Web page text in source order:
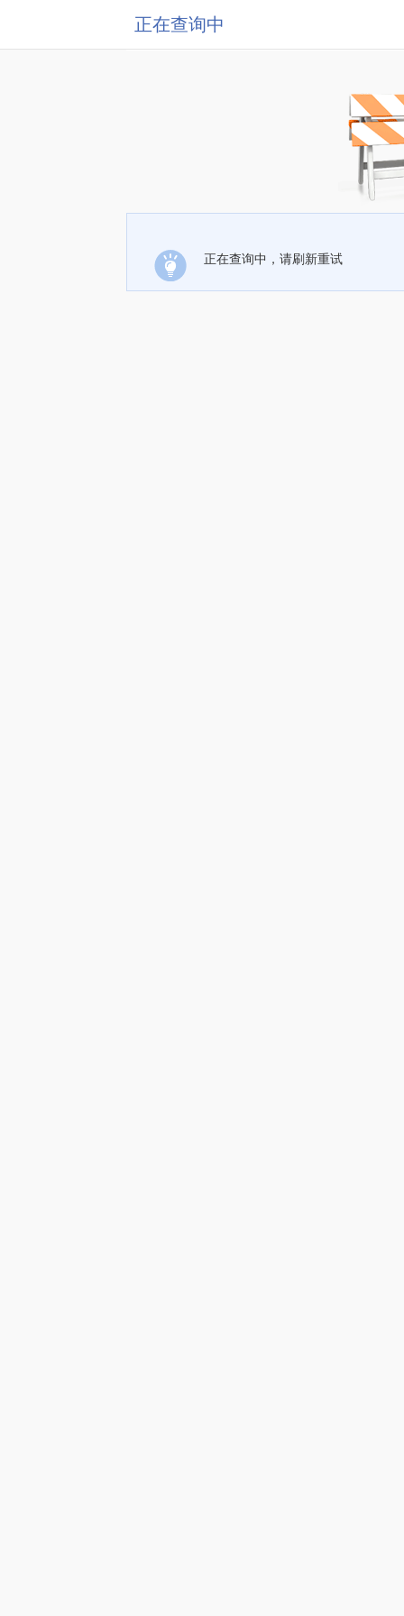
正在查询中
正在查询中，请刷新重试